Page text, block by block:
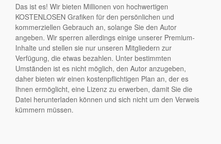
Das ist es! Wir bieten Millionen von hochwertigen
KOSTENLOSEN Grafiken für den persönlichen und
kommerziellen Gebrauch an, solange Sie den Autor
angeben. Wir sperren allerdings einige unserer Premium-
Inhalte und stellen sie nur unseren Mitgliedern zur
Verfügung, die etwas bezahlen. Unter bestimmten
Umständen ist es nicht möglich, den Autor anzugeben,
daher bieten wir einen kostenpflichtigen Plan an, der es
Ihnen ermöglicht, eine Lizenz zu erwerben, damit Sie die
Datei herunterladen können und sich nicht um den Verweis
kümmern müssen.